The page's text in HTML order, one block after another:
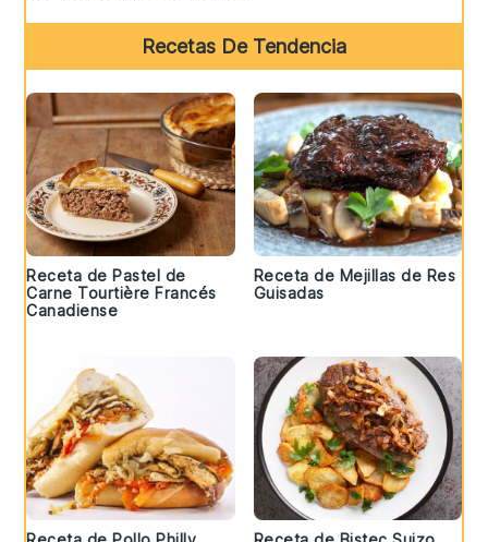
Recetas De Tendencia
Receta de Pastel de
Carne Tourtière Francés
Canadiense
Receta de Mejillas de Res
Guisadas